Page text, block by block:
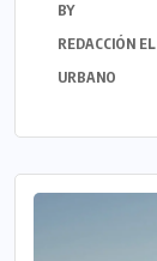
BY
REDACCIÓN EL
URBANO